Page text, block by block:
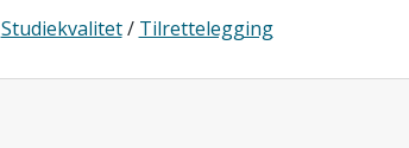
Studiekvalitet/ Tilrettelegging